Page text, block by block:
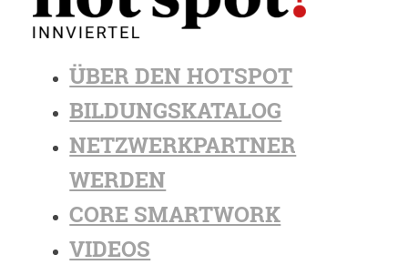
ÜBER DEN HOTSPOT
BILDUNGSKATALOG
NETZWERKPARTNER
WERDEN
CORE SMARTWORK
VIDEOS